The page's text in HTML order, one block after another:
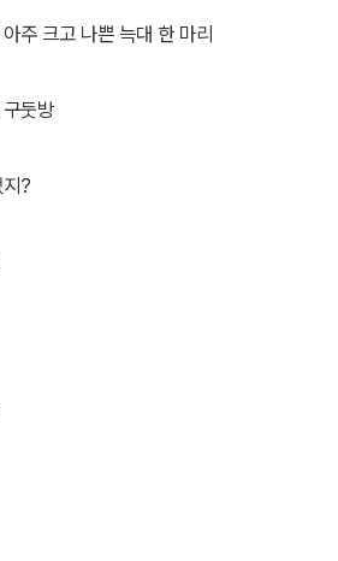
주 크고 나쁜 늑대 한 마리
둣방
?